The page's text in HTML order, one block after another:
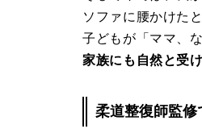
ソファに腰かけた
子どもが「ママ、
家族にも自然と受
柔道整復師監修